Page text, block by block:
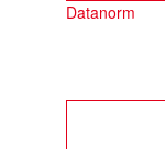
Datanorm